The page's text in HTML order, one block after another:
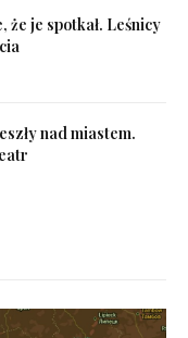
że je spotkał. Leśnicy
nad miastem.